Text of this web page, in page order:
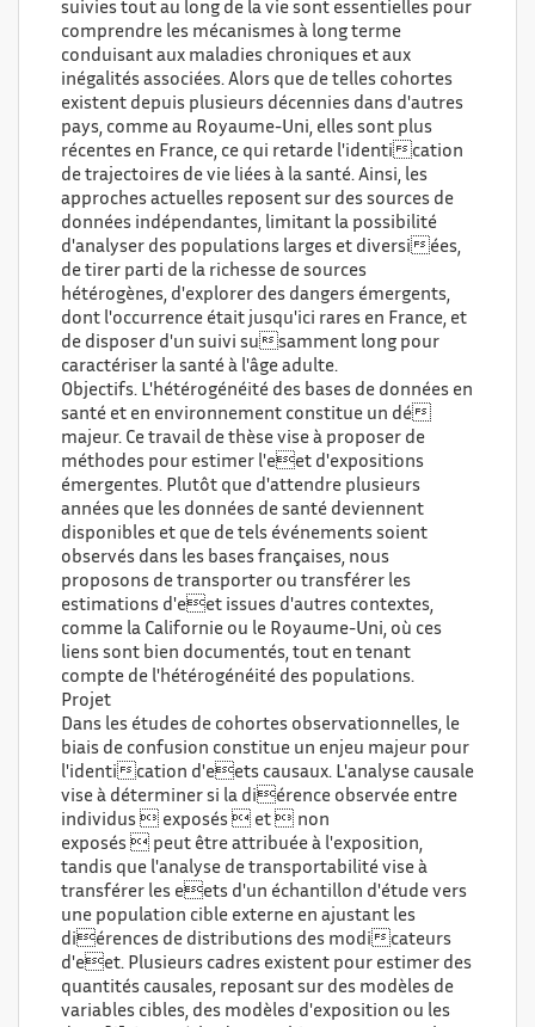
suivies tout au long de la vie sont essentielles pour
comprendre les mécanismes à long terme
conduisant aux maladies chroniques et aux
inégalités associées. Alors que de telles cohortes
existent depuis plusieurs décennies dans d'autres
pays, comme au Royaume-Uni, elles sont plus
récentes en France, ce qui retarde l'identication
de trajectoires de vie liées à la santé. Ainsi, les
approches actuelles reposent sur des sources de
données indépendantes, limitant la possibilité
d'analyser des populations larges et diversiées,
de tirer parti de la richesse de sources
hétérogènes, d'explorer des dangers émergents,
dont l'occurrence était jusqu'ici rares en France, et
de disposer d'un suivi susamment long pour
caractériser la santé à l'âge adulte.
Objectifs. L'hétérogénéité des bases de données en
santé et en environnement constitue un dé
majeur. Ce travail de thèse vise à proposer de
méthodes pour estimer l'eet d'expositions
émergentes. Plutôt que d'attendre plusieurs
années que les données de santé deviennent
disponibles et que de tels événements soient
observés dans les bases françaises, nous
proposons de transporter ou transférer les
estimations d'eet issues d'autres contextes,
comme la Californie ou le Royaume-Uni, où ces
liens sont bien documentés, tout en tenant
compte de l'hétérogénéité des populations.
Projet
Dans les études de cohortes observationnelles, le
biais de confusion constitue un enjeu majeur pour
l'identication d'eets causaux. L'analyse causale
vise à déterminer si la diérence observée entre
individus  exposés  et  non
exposés  peut être attribuée à l'exposition,
tandis que l'analyse de transportabilité vise à
transférer les eets d'un échantillon d'étude vers
une population cible externe en ajustant les
diérences de distributions des modicateurs
d'eet. Plusieurs cadres existent pour estimer des
quantités causales, reposant sur des modèles de
variables cibles, des modèles d'exposition ou les